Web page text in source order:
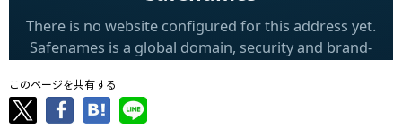
このページを共有する